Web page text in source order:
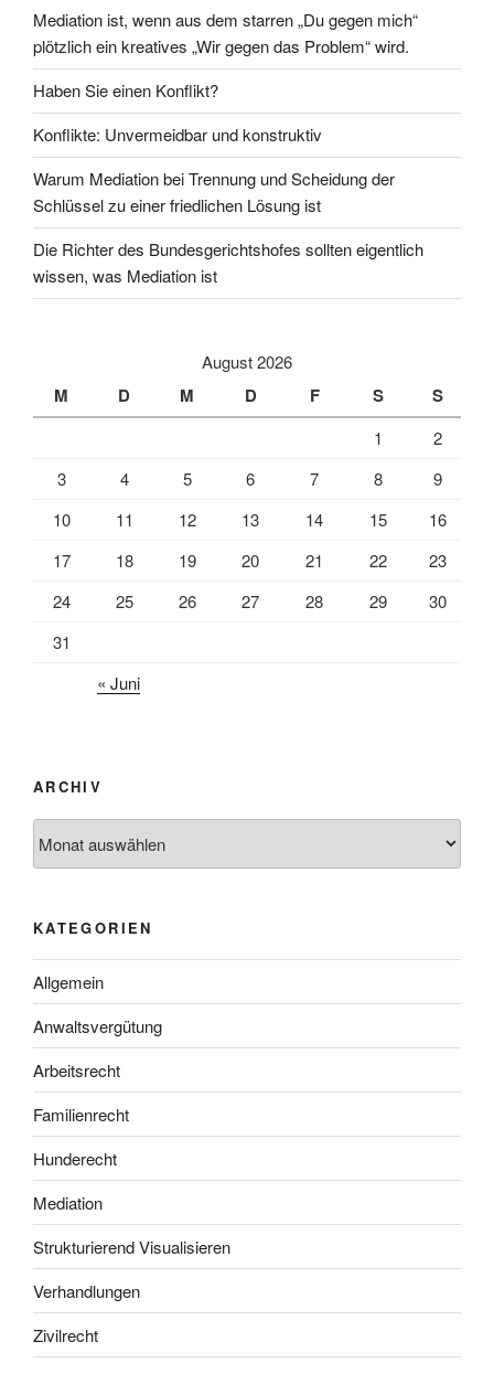
Mediation ist, wenn aus dem starren „Du gegen mich“
plötzlich ein kreatives „Wir gegen das Problem“ wird.
Haben Sie einen Konflikt?
Konflikte: Unvermeidbar und konstruktiv
Warum Mediation bei Trennung und Scheidung der
Schlüssel zu einer friedlichen Lösung ist
Die Richter des Bundesgerichtshofes sollten eigentlich
wissen, was Mediation ist
August 2026
M D M D F S S
1
2
3
4 5 6 7 8
9
10
11 12 13 14 15
16
17
18 19 20 21 22
23
24
25 26 27 28 29
30
31
« Juni
ARCHIV
KATEGORIEN
Allgemein
Anwaltsvergütung
Arbeitsrecht
Familienrecht
Hunderecht
Mediation
Strukturierend Visualisieren
Verhandlungen
Zivilrecht